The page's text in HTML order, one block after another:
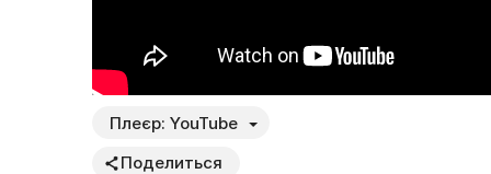
Плеєр: YouTube
Поделиться